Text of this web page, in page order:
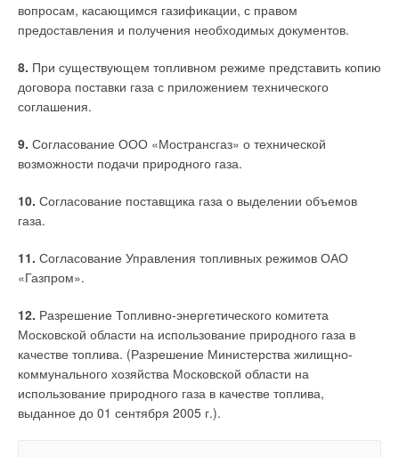
вопросам, касающимся газификации, с правом
предоставления и получения необходимых документов.
8. При существующем топливном режиме представить копию
договора поставки газа с приложением технического
соглашения.
9. Согласование ООО «Мострансгаз» о технической
возможности подачи природного газа.
10. Согласование поставщика газа о выделении объемов
газа.
11. Согласование Управления топливных режимов ОАО
«Газпром».
12. Разрешение Топливно-энергетического комитета
Московской области на использование природного газа в
качестве топлива. (Разрешение Министерства жилищно-
коммунального хозяйства Московской области на
использование природного газа в качестве топлива,
выданное до 01 сентября 2005 г.).